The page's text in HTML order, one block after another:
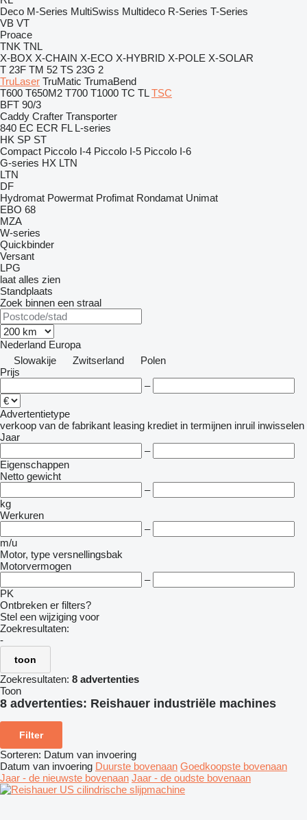
Deco M-Series MultiSwiss Multideco R-Series T-Series
VB VT
Proace
TNK TNL
X-BOX X-CHAIN X-ECO X-HYBRID X-POLE X-SOLAR
T 23F TM 52 TS 23G 2
TruLaser TruMatic TrumaBend
T600 T650M2 T700 T1000 TC TL TSC
BFT 90/3
Caddy Crafter Transporter
840 EC ECR FL L-series
HK SP ST
Compact Piccolo I-4 Piccolo I-5 Piccolo I-6
G-series HX LTN
LTN
DF
Hydromat Powermat Profimat Rondamat Unimat
EBO 68
MZA
W-series
Quickbinder
Versant
LPG
laat alles zien
Standplaats
Zoek binnen een straal
Nederland Europa
Slowakije
Zwitserland
Polen
Prijs
–
Advertentietype
verkoop van de fabrikant leasing krediet in termijnen inruil inwisselen
Jaar
–
Eigenschappen
Netto gewicht
–
kg
Werkuren
–
m/u
Motor, type versnellingsbak
Motorvermogen
–
PK
Ontbreken er filters?
Stel een wijziging voor
Zoekresultaten:
-
toon
Zoekresultaten: 8 advertenties
Toon
8 advertenties: Reishauer industriële machines
Filter
Sorteren: Datum van invoering
Datum van invoering Duurste bovenaan Goedkoopste bovenaan
Jaar - de nieuwste bovenaan Jaar - de oudste bovenaan